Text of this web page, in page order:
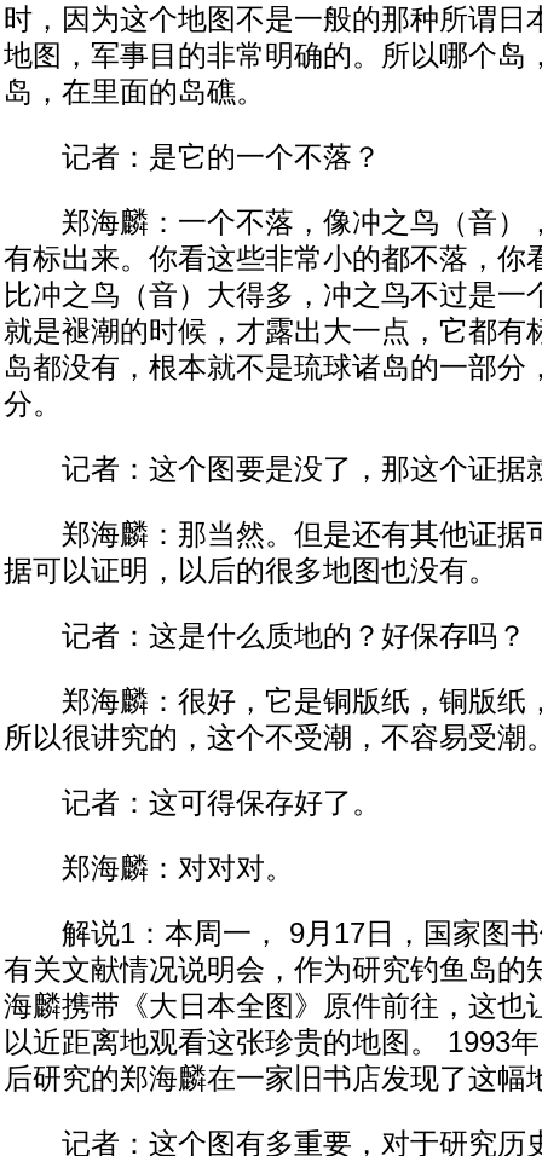
时，因为这个地图不是一般的那种所谓
地图，军事目的非常明确的。所以哪个岛
岛，在里面的岛礁。
记者：是它的一个不落？
郑海麟：一个不落，像冲之鸟（音）
有标出来。你看这些非常小的都不落，你
比冲之鸟（音）大得多，冲之鸟不过是一
就是褪潮的时候，才露出大一点，它都有
岛都没有，根本就不是琉球诸岛的一部分
分。
记者：这个图要是没了，那这个证据
郑海麟：那当然。但是还有其他证据
据可以证明，以后的很多地图也没有。
记者：这是什么质地的？好保存吗？
郑海麟：很好，它是铜版纸，铜版纸
所以很讲究的，这个不受潮，不容易受潮
记者：这可得保存好了。
郑海麟：对对对。
解说1：本周一， 9月17日，国家图书
有关文献情况说明会，作为研究钓鱼岛的
海麟携带《大日本全图》原件前往，这也
以近距离地观看这张珍贵的地图。 1993
后研究的郑海麟在一家旧书店发现了这幅
记者：这个图有多重要，对于研究历